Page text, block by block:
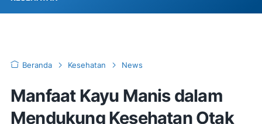
Beranda Kesehatan News
Manfaat Kayu Manis dalam
Mendukung Kesehatan Otak